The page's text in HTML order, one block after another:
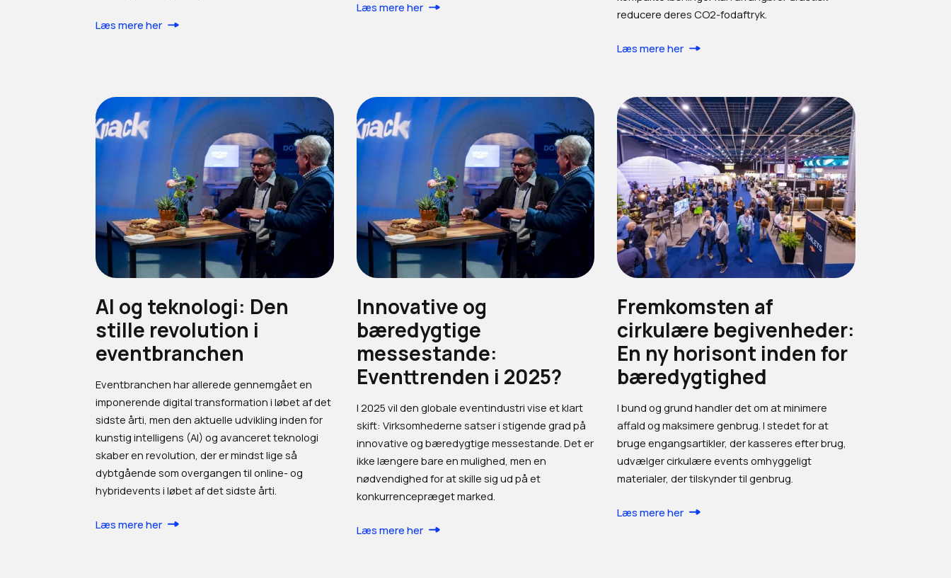
Læs mere her
Læs mere her
reducere deres CO2-fodaftryk.
Læs mere her
AI og teknologi: Den
stille revolution i
eventbranchen
Eventbranchen har allerede gennemgået en
imponerende digital transformation i løbet af det
sidste årti, men den aktuelle udvikling inden for
kunstig intelligens (AI) og avanceret teknologi
skaber en revolution, der er mindst lige så
dybtgående som overgangen til online- og
hybridevents i løbet af det sidste årti.
Læs mere her
Innovative og
bæredygtige
messestande:
Eventtrenden i 2025?
I 2025 vil den globale eventindustri vise et klart
skift: Virksomhederne satser i stigende grad på
innovative og bæredygtige messestande. Det er
ikke længere bare en mulighed, men en
nødvendighed for at skille sig ud på et
konkurrencepræget marked.
Læs mere her
Fremkomsten af
cirkulære begivenheder:
En ny horisont inden for
bæredygtighed
I bund og grund handler det om at minimere
affald og maksimere genbrug. I stedet for at
bruge engangsartikler, der kasseres efter brug,
udvælger cirkulære events omhyggeligt
materialer, der tilskynder til genbrug.
Læs mere her